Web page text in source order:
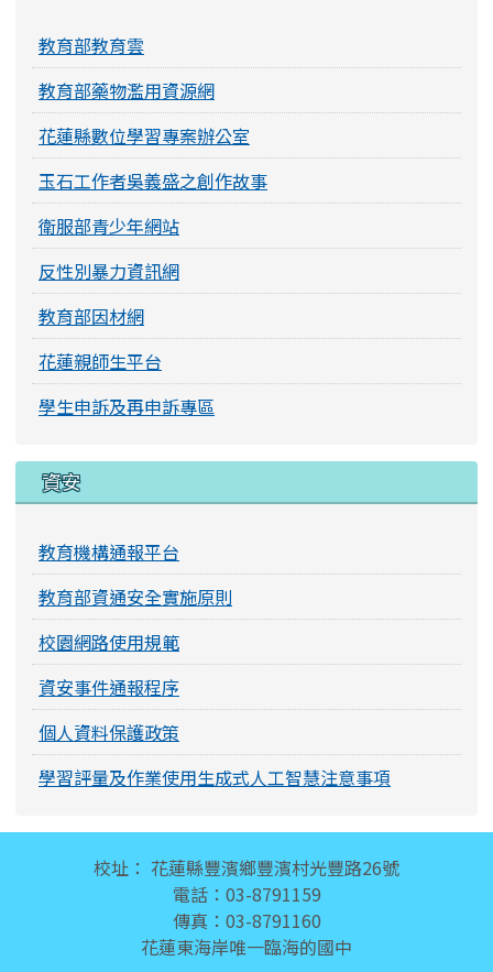
教育部教育雲
教育部藥物濫用資源網
花蓮縣數位學習專案辦公室
玉石工作者吳義盛之創作故事
衛服部青少年網站
反性別暴力資訊網
教育部因材網
花蓮親師生平台
學生申訴及再申訴專區
資安
教育機構通報平台
教育部資通安全實施原則
校園網路使用規範
資安事件通報程序
個人資料保護政策
學習評量及作業使用生成式人工智慧注意事項
頁尾區域內容
校址： 花蓮縣豐濱鄉豐濱村光豐路26號
電話：03-8791159
傳真：03-8791160
花蓮東海岸唯一臨海的國中